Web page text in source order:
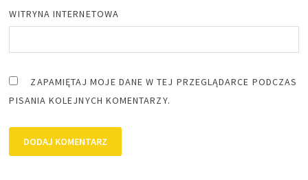
WITRYNA INTERNETOWA
ZAPAMIĘTAJ MOJE DANE W TEJ PRZEGLĄDARCE PODCZAS
PISANIA KOLEJNYCH KOMENTARZY.